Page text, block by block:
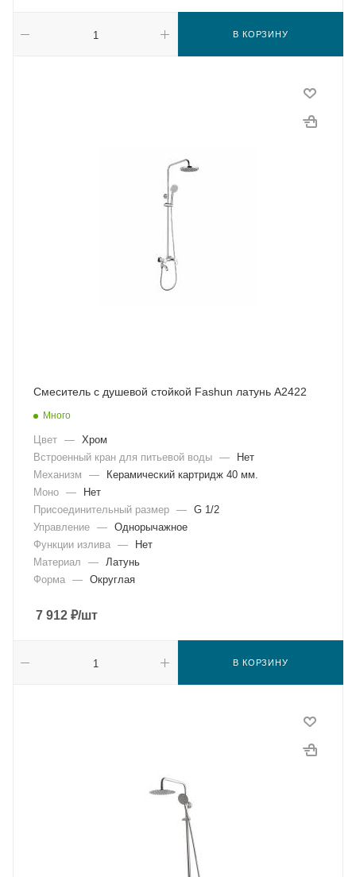
В КОРЗИНУ
Смеситель с душевой стойкой Fashun латунь A2422
Много
Цвет — Хром
Встроенный кран для питьевой воды —
Нет
Механизм
—
Керамический картридж 40 мм.
Моно —
Нет
Присоединительный размер — G 1/2
Управление — Однорычажное
Функции излива —
Нет
Материал
— Латунь
Форма — Округлая
7 912 ₽/шт
В КОРЗИНУ